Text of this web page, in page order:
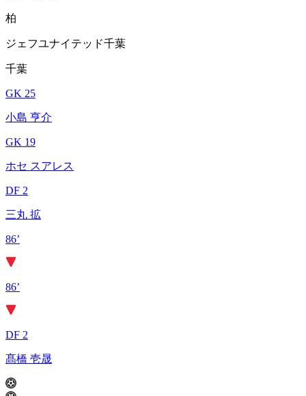
柏
ジェフユナイテッド千葉
千葉
GK 25
小島 亨介
GK 19
ホセ スアレス
DF 2
三丸 拡
86’
86’
DF 2
髙橋 壱晟